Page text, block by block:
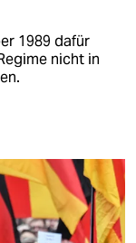
1989 dafür
nicht in